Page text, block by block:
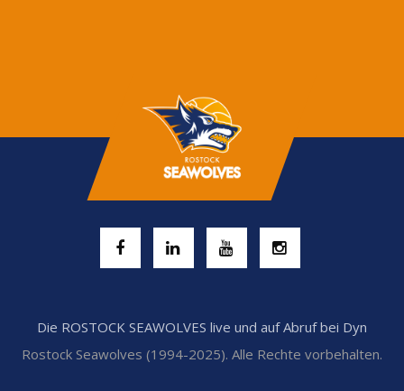
Die ROSTOCK SEAWOLVES live und auf Abruf bei Dyn
Rostock Seawolves (1994-2025). Alle Rechte vorbehalten.